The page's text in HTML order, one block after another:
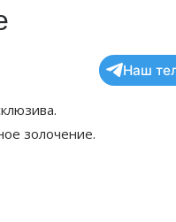
Наш
золочение.